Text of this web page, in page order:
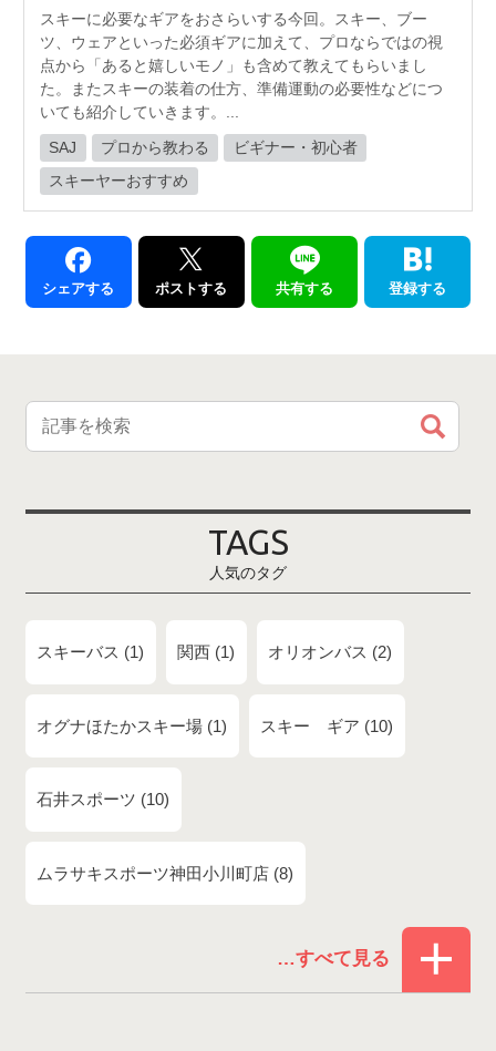
スキーに必要なギアをおさらいする今回。スキー、ブー
ツ、ウェアといった必須ギアに加えて、プロならではの視
点から「あると嬉しいモノ」も含めて教えてもらいまし
た。またスキーの装着の仕方、準備運動の必要性などにつ
いても紹介していきます。...
SAJ プロから教わる
ビギナー・初心者
スキーヤーおすすめ
シェアする ポストする 共有する 登録する
TAGS
人気のタグ
スキーバス 1 関西 1 オリオンバス 2
オグナほたかスキー場 1 スキー ギア 10
石井スポーツ 10
ムラサキスポーツ神田小川町店 8
白馬コルチナスキー場